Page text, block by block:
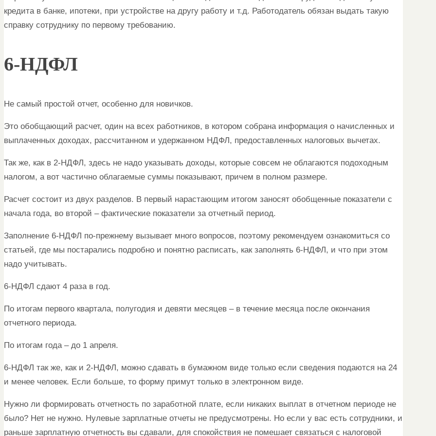
кредита в банке, ипотеки, при устройстве на другу работу и т.д. Работодатель обязан выдать такую
справку сотруднику по первому требованию.
6-НДФЛ
Не самый простой отчет, особенно для новичков.
Это обобщающий расчет, один на всех работников, в котором собрана информация о начисленных и
выплаченных доходах, рассчитанном и удержанном НДФЛ, предоставленных налоговых вычетах.
Так же, как в 2-НДФЛ, здесь не надо указывать доходы, которые совсем не облагаются подоходным
налогом, а вот частично облагаемые суммы показывают, причем в полном размере.
Расчет состоит из двух разделов. В первый нарастающим итогом заносят обобщенные показатели с
начала года, во второй – фактические показатели за отчетный период.
Заполнение 6-НДФЛ по-прежнему вызывает много вопросов, поэтому рекомендуем ознакомиться со
статьей, где мы постарались подробно и понятно расписать, как заполнять 6-НДФЛ, и что при этом
надо учитывать.
6-НДФЛ сдают 4 раза в год.
По итогам первого квартала, полугодия и девяти месяцев – в течение месяца после окончания
отчетного периода.
По итогам года – до 1 апреля.
6-НДФЛ так же, как и 2-НДФЛ, можно сдавать в бумажном виде только если сведения подаются на 24
и менее человек. Если больше, то форму примут только в электронном виде.
Нужно ли формировать отчетность по заработной плате, если никаких выплат в отчетном периоде не
было? Нет не нужно. Нулевые зарплатные отчеты не предусмотрены. Но если у вас есть сотрудники, и
раньше зарплатную отчетность вы сдавали, для спокойствия не помешает связаться с налоговой